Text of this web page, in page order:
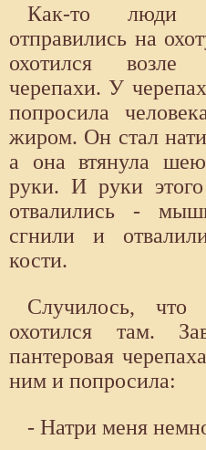
Как-то люди
отправились на
охотился возле
черепахи. У
попросила
жиром. Он стал
а она втянула
руки. И руки
отвалились -
сгнили и
кости.
Случилось, что
охотился там.
пантеровая
ним и попросила:
- Натри меня